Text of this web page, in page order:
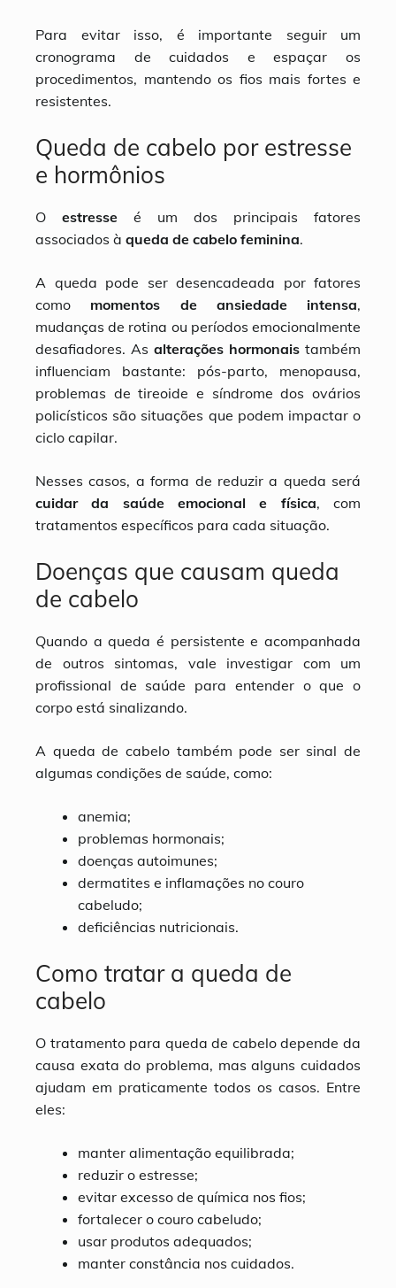
Para evitar isso, é importante seguir um
cronograma de cuidados e espaçar os
procedimentos, mantendo os fios mais fortes e
resistentes.
Queda de cabelo por estresse
e hormônios
O estresse é um dos principais fatores
associados à queda de cabelo feminina.
A queda pode ser desencadeada por fatores
como momentos de ansiedade intensa,
mudanças de rotina ou períodos emocionalmente
desafiadores. As alterações hormonais também
influenciam bastante: pós-parto, menopausa,
problemas de tireoide e síndrome dos ovários
policísticos são situações que podem impactar o
ciclo capilar.
Nesses casos, a forma de reduzir a queda será
cuidar da saúde emocional e física, com
tratamentos específicos para cada situação.
Doenças que causam queda
de cabelo
Quando a queda é persistente e acompanhada
de outros sintomas, vale investigar com um
profissional de saúde para entender o que o
corpo está sinalizando.
A queda de cabelo também pode ser sinal de
algumas condições de saúde, como:
anemia;
problemas hormonais;
doenças autoimunes;
dermatites e inflamações no couro
cabeludo;
deficiências nutricionais.
Como tratar a queda de
cabelo
O tratamento para queda de cabelo depende da
causa exata do problema, mas alguns cuidados
ajudam em praticamente todos os casos. Entre
eles:
manter alimentação equilibrada;
reduzir o estresse;
evitar excesso de química nos fios;
fortalecer o couro cabeludo;
usar produtos adequados;
manter constância nos cuidados.